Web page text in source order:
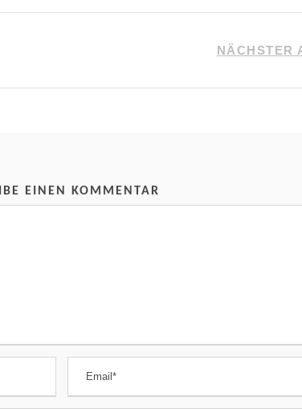
NÄCHSTER
EINEN KOMMENTAR